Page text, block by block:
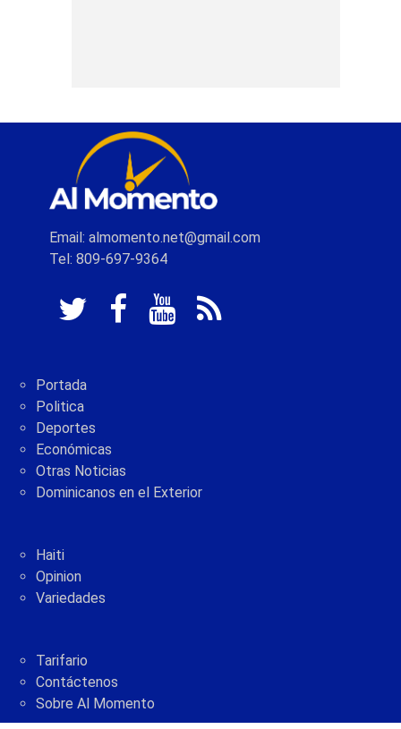
Email: almomento.net@gmail.com
Tel: 809-697-9364
Portada
Politica
Deportes
Económicas
Otras Noticias
Dominicanos en el Exterior
Haiti
Opinion
Variedades
Tarifario
Contáctenos
Sobre Al Momento